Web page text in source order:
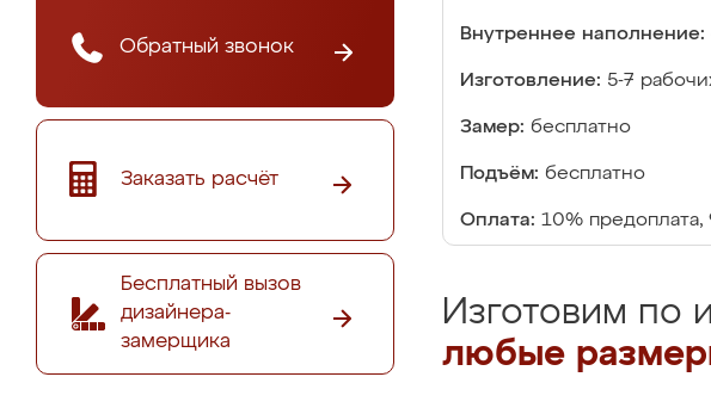
Обратный звонок
Заказать расчёт
Бесплатный вызов
дизайнера-
замерщика
Внутреннее наполнение:
Изготовление: 5-7
Замер: бесплатно
Подъём: бесплатно
Оплата: 10%
Изготовим по
любые